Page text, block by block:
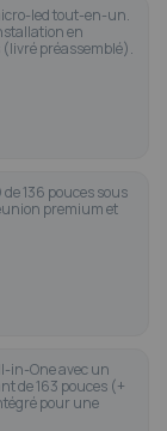
led tout-en-un.
en
préassemblé).
de 136 pouces sous
premium et
in-One avec un
de 163 pouces (+
pour une